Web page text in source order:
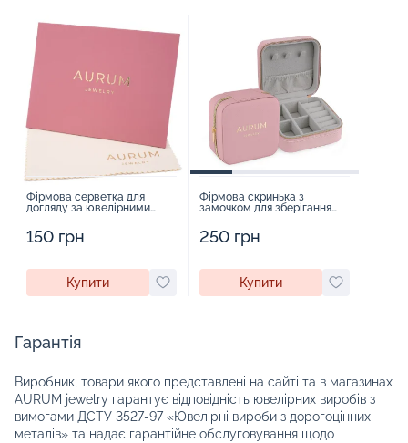
Фірмова серветка для
догляду за ювелірними
150 грн
Купити
Фірмова скринька з
замочком для зберігання
250 грн
Купити
Гарантія
Виробник, товари якого представлені на сайті та в магазинах
AURUM jewelry гарантує відповідність ювелірних виробів з
вимогами ДСТУ 3527-97 «Ювелірні вироби з дорогоцінних
металів» та надає гарантійне обслуговування щодо